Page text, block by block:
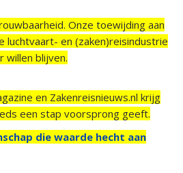
Onze toewijding aan
luchtvaart- en (zaken)reisindustrie
willen blijven.
en Zakenreisnieuws.nl krijg
een stap voorsprong geeft.
die waarde hecht aan